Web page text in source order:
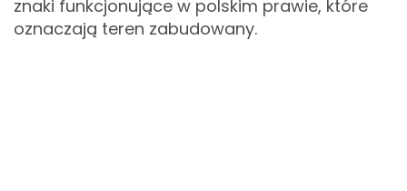
znaki funkcjonujące w polskim prawie, które
oznaczają teren zabudowany.